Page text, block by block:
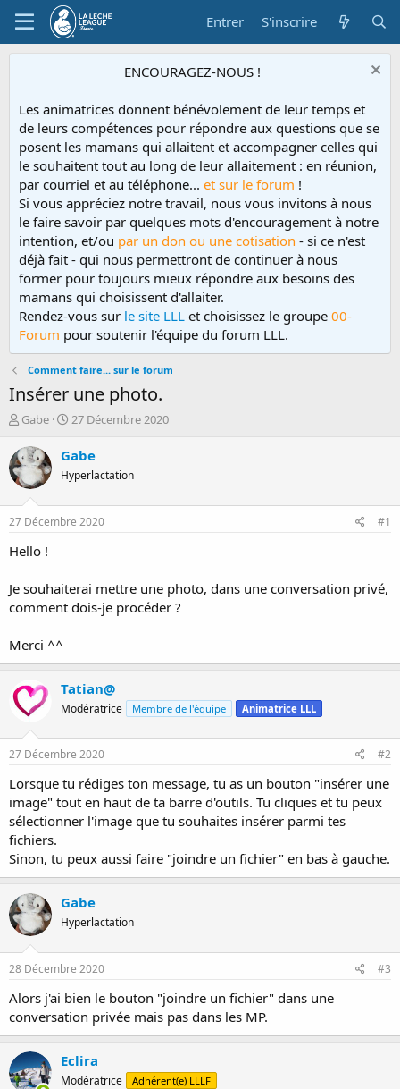
Entrer S'inscrire
ENCOURAGEZ-NOUS !
Les animatrices donnent bénévolement de leur temps et
de leurs compétences pour répondre aux questions que se
posent les mamans qui allaitent et accompagner celles qui
le souhaitent tout au long de leur allaitement : en réunion,
par courriel et au téléphone... et sur le forum !
Si vous appréciez notre travail, nous vous invitons à nous
le faire savoir par quelques mots d'encouragement à notre
intention, et/ou par un don ou une cotisation - si ce n'est
déjà fait - qui nous permettront de continuer à nous
former pour toujours mieux répondre aux besoins des
mamans qui choisissent d'allaiter.
Rendez-vous sur le site LLL et choisissez le groupe 00-
Forum pour soutenir l'équipe du forum LLL.
Comment faire... sur le forum
Insérer une photo.
D
m
a
r
é
e
p
Gabe
D
t
d
é
27 Décembre 2020
Gabe
Hyperlactation
27 Décembre 2020 #1
Hello !
Je souhaiterai mettre une photo, dans une conversation privé,
comment dois-je procéder ?
Merci ^^
Tatian@
Modératrice Membre de l'équipe Animatrice LLL
27 Décembre 2020 #2
Lorsque tu rédiges ton message, tu as un bouton "insérer une
image" tout en haut de ta barre d'outils. Tu cliques et tu peux
sélectionner l'image que tu souhaites insérer parmi tes
fichiers.
Sinon, tu peux aussi faire "joindre un fichier" en bas à gauche.
Gabe
Hyperlactation
28 Décembre 2020 #3
Alors j'ai bien le bouton "joindre un fichier" dans une
conversation privée mais pas dans les MP.
Eclira
Modératrice Adhérent(e) LLLF